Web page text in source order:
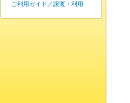
ご利用ガイド／譲渡・利用